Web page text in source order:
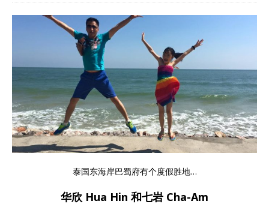
泰国东海岸巴蜀府有个度假胜地…
华欣 Hua Hin 和七岩 Cha-Am